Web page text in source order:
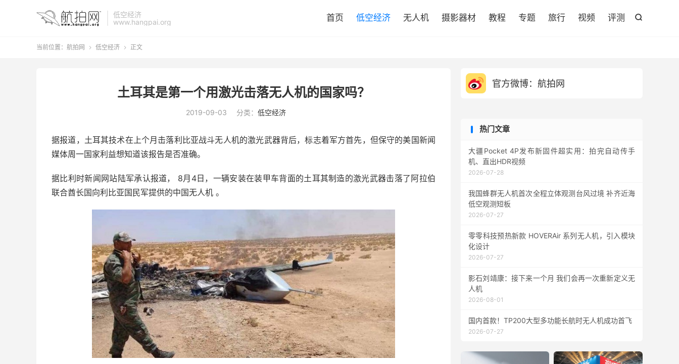
低空经济
www.hangpai.org

首页 低空经济 无人机 摄影器材 教程 专题 旅行 视频 评测
当前位置： 航拍网  低空经济  正文
土耳其是第一个用激光击落无人机的国家吗？
2019-09-03 分类： 低空经济
据报道，土耳其技术在上个月击落利比亚战斗无人机的激光武器背后，标志着军方首先，但保守的美国新闻
媒体周一国家利益想知道该报告是否准确。
据比利时新闻网站陆军承认报道， 8月4日，一辆安装在装甲车背面的土耳其制造的激光武器击落了阿拉伯
联合酋长国向利比亚国民军提供的中国无人机 。
官方微博：航拍网
热门文章
大疆Pocket 4P发布新固件超实用：拍完自动传手
机、直出HDR视频
2026-07-28
我国蜂群无人机首次全程立体观测台风过境 补齐近海
低空观测短板
2026-07-27
零零科技预热新款 HOVERAir 系列无人机，引入模块
化设计
2026-07-27
影石刘靖康：接下来一个月 我们会再一次重新定义无
人机
2026-08-01
国内首款！TP200大型多功能长航时无人机成功首飞
2026-07-27